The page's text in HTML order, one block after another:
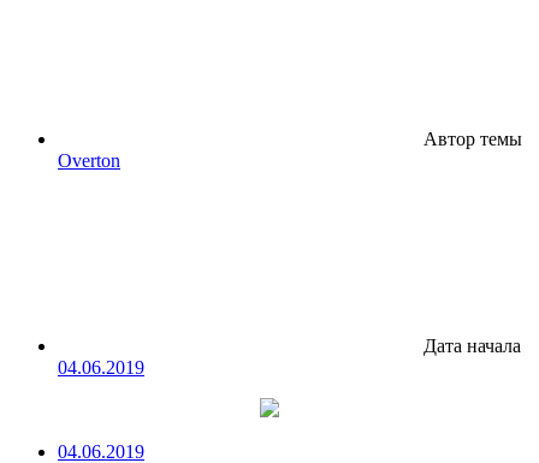
Автор темы
Overton
Дата начала
04.06.2019
04.06.2019